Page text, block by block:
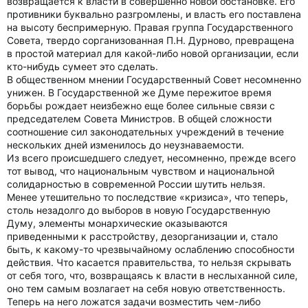
противники буквально разгромлены, и власть его поставлена
на высоту беспримерную. Правая группа Государственного
Совета, твердо сорганизованная П.Н. Дурново, превращена
в простой материал для какой-либо новой организации, если
кто-нибудь сумеет это сделать.
В общественном мнении Государственный Совет несомненно
унижен. В Государственной же Думе пережитое время
борьбы рождает неизбежно еще более сильные связи с
председателем Совета Министров. В общей сложности
соотношение сил законодательных учреждений в течение
нескольких дней изменилось до неузнаваемости.
Из всего происшедшего следует, несомненно, прежде всего
тот вывод, что национальным чувством и национальной
солидарностью в современной России шутить нельзя.
Менее утешительно то последствие «кризиса», что теперь,
столь незадолго до выборов в новую Государственную
Думу, элементы монархические оказываются
приведенными к расстройству, дезорганизации и, стало
быть, к какому-то чрезвычайному ослаблению способности
действия. Что касается правительства, то нельзя скрывать
от себя того, что, возвращаясь к власти в неслыханной силе,
оно тем самым возлагает на себя новую ответственность.
Теперь на него ложатся задачи возместить чем-либо